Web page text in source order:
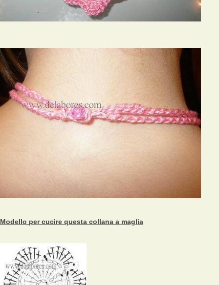
Modello per cucire questa collana a maglia